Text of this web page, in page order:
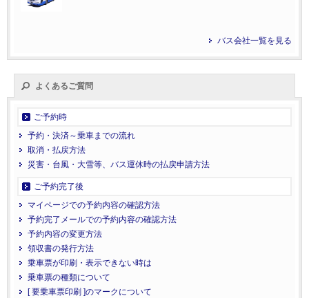
バス会社一覧を見る
よくあるご質問
ご予約時
予約・決済～乗車までの流れ
取消・払戻方法
災害・台風・大雪等、バス運休時の払戻申請方法
ご予約完了後
マイページでの予約内容の確認方法
予約完了メールでの予約内容の確認方法
予約内容の変更方法
領収書の発行方法
乗車票が印刷・表示できない時は
乗車票の種類について
[ 要乗車票印刷 ]のマークについて